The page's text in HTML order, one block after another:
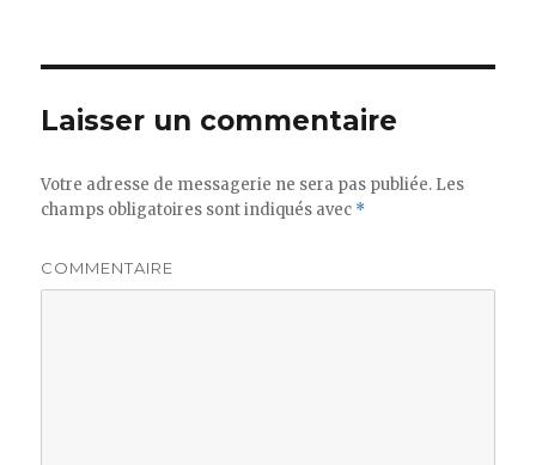
Laisser un commentaire
Votre adresse de messagerie ne sera pas publiée. Les
champs obligatoires sont indiqués avec *
COMMENTAIRE